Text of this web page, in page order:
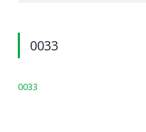
0033
0033